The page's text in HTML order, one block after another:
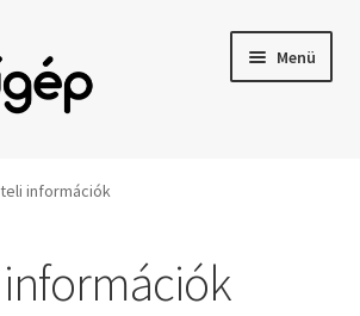
Menü
információk